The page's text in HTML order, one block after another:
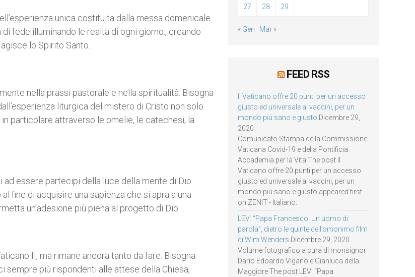
unica costituita dalla messa domenicale
fede illuminando le realtà di ogni giorno., creando
lo Spirito Santo.
nella prassi pastorale e nella spiritualità. Bisogna
liturgica del mistero di Cristo non solo
particolare attraverso le omelie, le catechesi, la
ad essere partecipi della luce della mente di Dio
fine di acquisire una sapienza che si apra a una
un’adesione più piena al progetto di Dio.
II, ma rimane ancora tanto da fare. Bisogna
più rispondenti alle attese della Chiesa,
27 28 29
« Gen Mar »
FEED RSS
Il Vaticano offre 20 punti per un accesso
giusto ed universale ai vaccini, per un
mondo più sano e giusto Dicembre 29,
2020
Comunicato Stampa della Commissione
Vaticana Covid-19 e della Pontificia
Accademia per la Vita The post Il
Vaticano offre 20 punti per un accesso
giusto ed universale ai vaccini, per un
mondo più sano e giusto appeared first
on ZENIT - Italiano.
LEV: “Papa Francesco. Un uomo di
parola”, dietro le quinte dell’omonimo film
di Wim Wenders Dicembre 29, 2020
Volume fotografico a cura di monsignor
Dario Edoardo Viganò e Gianluca della
Maggiore The post LEV: “Papa